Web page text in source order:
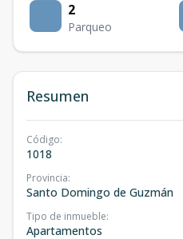
2
Parqueo
Resumen
Código:
1018
Provincia:
Santo Domingo de Guzmán
Tipo de inmueble:
Apartamentos